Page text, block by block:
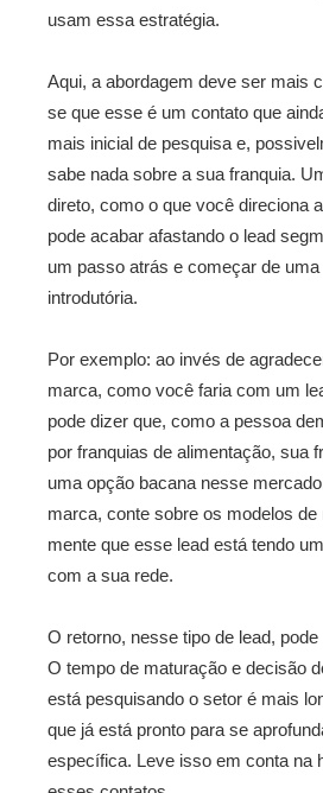
usam essa estratégia.
Aqui, a abordagem deve ser mais
se que esse é um contato que
mais inicial de pesquisa e,
sabe nada sobre a sua franquia.
direto, como o que você direciona
pode acabar afastando o lead
um passo atrás e começar de
introdutória.
Por exemplo: ao invés de
marca, como você faria com um
pode dizer que, como a pessoa
por franquias de alimentação, sua
uma opção bacana nesse
marca, conte sobre os modelos de
mente que esse lead está tendo
com a sua rede.
O retorno, nesse tipo de lead,
O tempo de maturação e decisão
está pesquisando o setor é mais
que já está pronto para se
específica. Leve isso em conta na